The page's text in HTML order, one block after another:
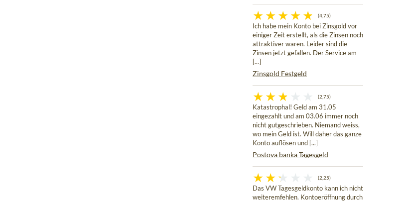
(4,75)
Ich habe mein Konto bei Zinsgold vor
einiger Zeit erstellt, als die Zinsen noch
attraktiver waren. Leider sind die
Zinsen jetzt gefallen. Der Service am
[...]
Zinsgold Festgeld
(2,75)
Katastrophal! Geld am 31.05
eingezahlt und am 03.06 immer noch
nicht gutgeschrieben. Niemand weiss,
wo mein Geld ist. Will daher das ganze
Konto auflösen und [...]
Postova banka Tagesgeld
(2,25)
Das VW Tagesgeldkonto kann ich nicht
weiteremfehlen. Kontoeröffnung durch